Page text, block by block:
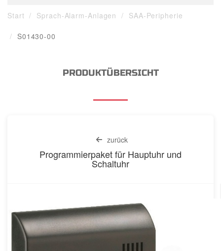
Start Sprach-Alarm-Anlagen SAA-Peripherie
S01430-00
PRODUKTÜBERSICHT
zurück
Programmierpaket für Hauptuhr und
Schaltuhr